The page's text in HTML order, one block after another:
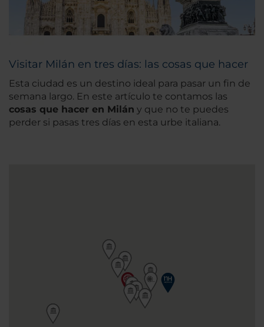
Visitar Milán en tres días: las cosas que hacer
Esta ciudad es un destino ideal para pasar un fin de
semana largo. En este artículo te contamos las
cosas que hacer en Milán y que no te puedes
perder si pasas tres días en esta urbe italiana.